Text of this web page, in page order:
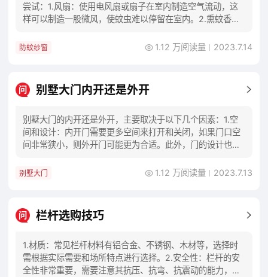
尝试：1.风扇：使用电风扇或扇子在室内制造空气流动，这
样可以制造一股微风，使蚊虫难以停留在室内。2.熏蚊香或
防蚊纱窗 1.12 万阅读量 2023.7.14
问 别墅大门内开还是外开
别墅大门的内开还是外开，主要取决于以下几个因素：1.空
间和设计：内开门需要更多空间来打开和关闭，如果门口空
间非常狭小，则外开门可能更为合适。此外，门的设计也应
别墅大门 1.12 万阅读量 2023.7.13
问 栏杆选购技巧
1.材质：常见栏杆材料有铝合金、不锈钢、木材等，选择时
需根据实际需要和场所特点进行选择。2.安全性：栏杆的安
全性非常重要，需要注意其抗压、抗弯、抗震动的能力，以